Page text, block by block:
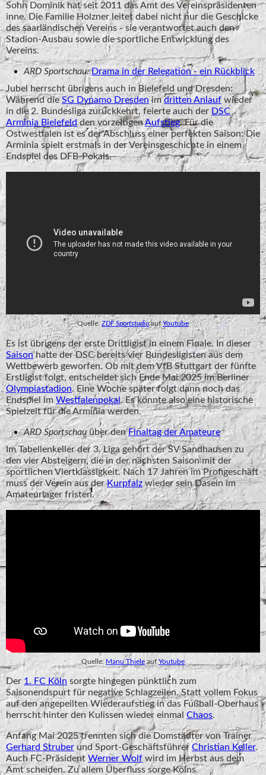
Sohn Dominik hat seit 2011 das Amt des Vereinspräsidenten
inne. Die Familie Holzner leitet dabei nicht nur die Geschicke
des saarländischen Vereins - sie verantwortet auch den
Stadion-Ausbau sowie die sportliche Entwicklung des
Vereins.
ARD Sportschau: Drama in der Relegation - ein Rückblick
Jubel herrscht übrigens auch in Bielefeld und Dresden:
Während dieSG Dynamo Dresdenimdritten Anlaufwieder
in die 2. Bundesliga zurückkehrt, feierte auch derDSC
Arminia Bielefeldden vorzeitigenAufstieg. Für die
Ostwestfalen ist es der Abschluss einer perfekten Saison: Die
Arminia spielt erstmals in der Vereinsgeschichte in einem
Endspiel des DFB-Pokals.
Quelle: ZDF SportstudioaufYoutube
Es ist übrigens der erste Drittligist in einem Finale. In dieser
Saisonhatte der DSC bereits vier Bundesligisten aus dem
Wettbewerb geworfen. Ob mit dem VfB Stuttgart der fünfte
Erstligist folgt, entscheidet sich Ende Mai 2025 im Berliner
Olympiastadion. Eine Woche später folgt dann noch das
Endspiel im Westfalenpokal. Es könnte also eine historische
Spielzeit für die Arminia werden.
ARD Sportschauüber denFinaltag der Amateure
Im Tabellenkeller der 3. Liga gehört der SV Sandhausen zu
den vier Absteigern, die in der nächsten Saison mit der
sportlichen Viertklassigkeit. Nach 17 Jahren im Profigeschäft
muss der Verein aus derKurpfalzwieder sein Dasein im
Amateurlager fristen.
Quelle: Manu Thiele auf Youtube
Der 1. FC Köln sorgte hingegen pünktlich zum
Saisonendspurt für negative Schlagzeilen. Statt vollem Fokus
auf den angepeilten Wiederaufstieg in das Fußball-Oberhaus
herrscht hinter den Kulissen wieder einmal Chaos.
Anfang Mai 2025 trennten sich die Domstädter von Trainer
Gerhard Struberund Sport-GeschäftsführerChristian Keller.
Auch FC-Präsident Werner Wolf wird im Herbst aus dem
Amt scheiden. Zu allem Überfluss sorge Kölns